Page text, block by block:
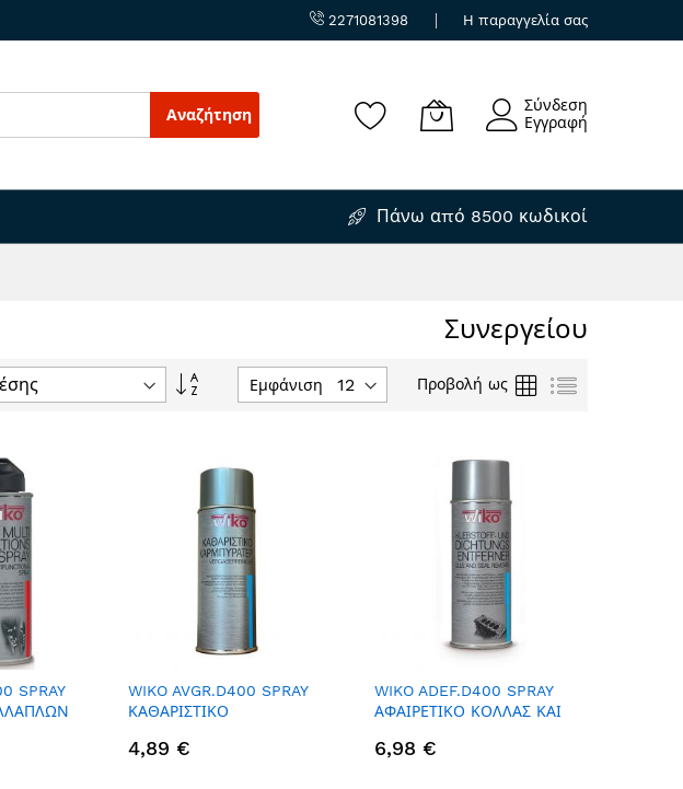
2271081398 Η παραγγελία σας
Αναζήτηση
Σύνδεση
Εγγραφή
Πάνω από 8500 κωδικοί
Συνεργείου
Φθίνουσα
ταξινόμηση
Εμφάνιση Προβολή ως ΠλέγμαΛίστα
SPRAY
WIKO AVGR.D400 SPRAY
ΚΑΘΑΡΙΣΤΙΚΟ
4,89 €
WIKO ADEF.D400 SPRAY
ΑΦΑΙΡΕΤΙΚΟ ΚΟΛΛΑΣ ΚΑΙ
6,98 €